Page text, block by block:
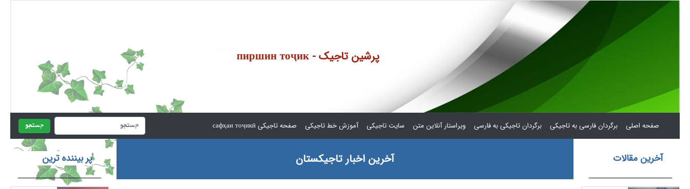
пиршин тоҷик - پرشین تاجیک
صفحه اصلی
(current) برگردان فارسی به تاجیکی برگردان تاجیکی به فارسی ویراستار آنلاین متن سایت تاجیکی آموزش خط تاجیکی صفحه تاجیکی сафҳаи тоҷикӣ جستجو
پر بیننده ترین آخرین اخبار تاجیکستان آخرین مقالات